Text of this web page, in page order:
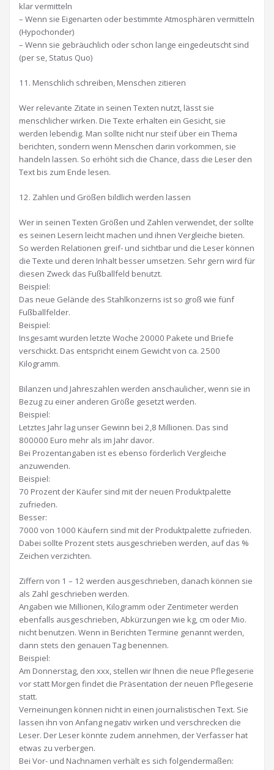
klar vermitteln
– Wenn sie Eigenarten oder bestimmte Atmosphären vermitteln
(Hypochonder)
– Wenn sie gebräuchlich oder schon lange eingedeutscht sind
(per se, Status Quo)
11. Menschlich schreiben, Menschen zitieren
Wer relevante Zitate in seinen Texten nutzt, lässt sie
menschlicher wirken. Die Texte erhalten ein Gesicht, sie
werden lebendig. Man sollte nicht nur steif über ein Thema
berichten, sondern wenn Menschen darin vorkommen, sie
handeln lassen. So erhöht sich die Chance, dass die Leser den
Text bis zum Ende lesen.
12. Zahlen und Größen bildlich werden lassen
Wer in seinen Texten Größen und Zahlen verwendet, der sollte
es seinen Lesern leicht machen und ihnen Vergleiche bieten.
So werden Relationen greif- und sichtbar und die Leser können
die Texte und deren Inhalt besser umsetzen. Sehr gern wird für
diesen Zweck das Fußballfeld benutzt.
Beispiel:
Das neue Gelände des Stahlkonzerns ist so groß wie fünf
Fußballfelder.
Beispiel:
Insgesamt wurden letzte Woche 20000 Pakete und Briefe
verschickt. Das entspricht einem Gewicht von ca. 2500
Kilogramm.
Bilanzen und Jahreszahlen werden anschaulicher, wenn sie in
Bezug zu einer anderen Größe gesetzt werden.
Beispiel:
Letztes Jahr lag unser Gewinn bei 2,8 Millionen. Das sind
800000 Euro mehr als im Jahr davor.
Bei Prozentangaben ist es ebenso förderlich Vergleiche
anzuwenden.
Beispiel:
70 Prozent der Käufer sind mit der neuen Produktpalette
zufrieden.
Besser:
7000 von 1000 Käufern sind mit der Produktpalette zufrieden.
Dabei sollte Prozent stets ausgeschrieben werden, auf das %
Zeichen verzichten.
Ziffern von 1 – 12 werden ausgeschrieben, danach können sie
als Zahl geschrieben werden.
Angaben wie Millionen, Kilogramm oder Zentimeter werden
ebenfalls ausgeschrieben, Abkürzungen wie kg, cm oder Mio.
nicht benutzen. Wenn in Berichten Termine genannt werden,
dann stets den genauen Tag benennen.
Beispiel:
Am Donnerstag, den xxx, stellen wir Ihnen die neue Pflegeserie
vor statt Morgen findet die Präsentation der neuen Pflegeserie
statt.
Verneinungen können nicht in einen journalistischen Text. Sie
lassen ihn von Anfang negativ wirken und verschrecken die
Leser. Der Leser könnte zudem annehmen, der Verfasser hat
etwas zu verbergen.
Bei Vor- und Nachnamen verhält es sich folgendermaßen: